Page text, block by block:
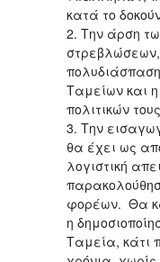
κατά το
2. Την άρση
Ταμείων και η
πολιτικών
3. Την
θα έχει ως
λογιστική
φορέων. Θα
η
Ταμεία, κάτι